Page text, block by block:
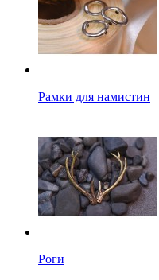
Рамки для намистин
Роги